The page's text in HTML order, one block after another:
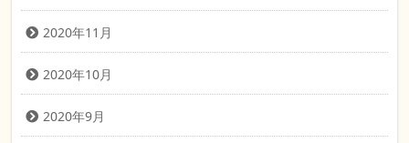
2020年11月
2020年10月
2020年9月